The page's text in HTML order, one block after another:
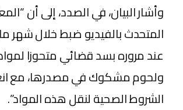
وأشار البيان، في الصدد، إلى أن
المتحدث بالفيديو ضبط خلال شهر
عند مروره بسد قضائي متحوزا
ولحوم مشكوك في مصدرها، مع
الشروط الصحية لنقل هذه المواد”.